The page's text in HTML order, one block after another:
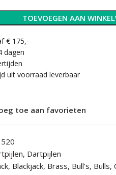
TOEVOEGEN AAN
€ 175,-
dagen
uit voorraad leverbaar
toe aan favorieten
, Dartpijlen
, Blackjack, Brass, Bull's, Bulls,